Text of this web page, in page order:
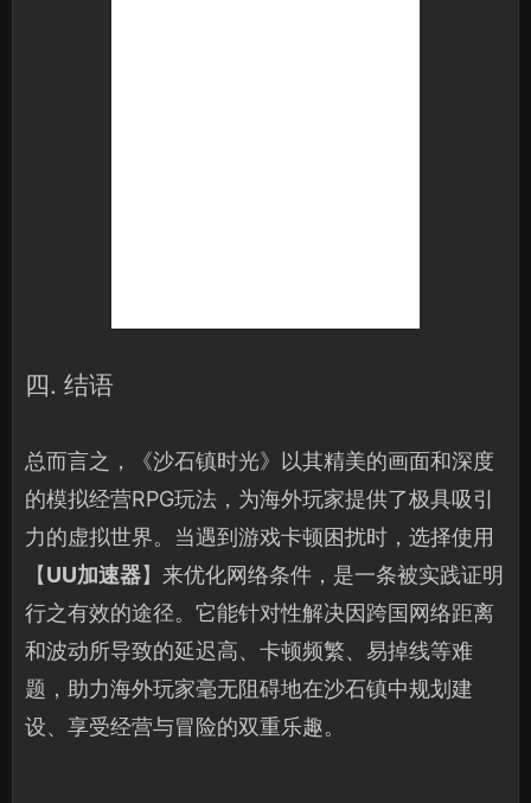
四. 结语
总而言之，《沙石镇时光》以其精美的画面和深度
的模拟经营RPG玩法，为海外玩家提供了极具吸引
力的虚拟世界。当遇到游戏卡顿困扰时，选择使用
【UU加速器】来优化网络条件，是一条被实践证明
行之有效的途径。它能针对性解决因跨国网络距离
和波动所导致的延迟高、卡顿频繁、易掉线等难
题，助力海外玩家毫无阻碍地在沙石镇中规划建
设、享受经营与冒险的双重乐趣。